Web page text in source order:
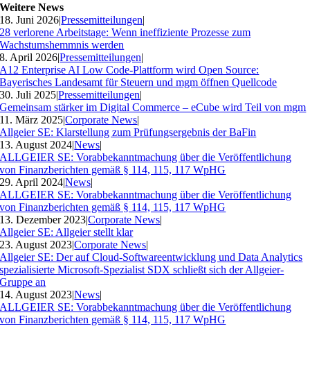
Weitere News
18. Juni 2026|Pressemitteilungen|
28 verlorene Arbeitstage: Wenn ineffiziente Prozesse zum
Wachstumshemmnis werden
8. April 2026|Pressemitteilungen|
A12 Enterprise AI Low Code-Plattform wird Open Source:
Bayerisches Landesamt für Steuern und mgm öffnen Quellcode
30. Juli 2025|Pressemitteilungen|
Gemeinsam stärker im Digital Commerce – eCube wird Teil von mgm
11. März 2025|Corporate News|
Allgeier SE: Klarstellung zum Prüfungsergebnis der BaFin
13. August 2024|News|
ALLGEIER SE: Vorabbekanntmachung über die Veröffentlichung
von Finanzberichten gemäß § 114, 115, 117 WpHG
29. April 2024|News|
ALLGEIER SE: Vorabbekanntmachung über die Veröffentlichung
von Finanzberichten gemäß § 114, 115, 117 WpHG
13. Dezember 2023|Corporate News|
Allgeier SE: Allgeier stellt klar
23. August 2023|Corporate News|
Allgeier SE: Der auf Cloud-Softwareentwicklung und Data Analytics
spezialisierte Microsoft-Spezialist SDX schließt sich der Allgeier-
Gruppe an
14. August 2023|News|
ALLGEIER SE: Vorabbekanntmachung über die Veröffentlichung
von Finanzberichten gemäß § 114, 115, 117 WpHG